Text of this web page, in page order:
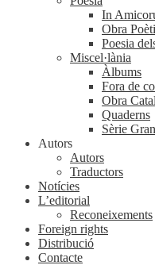
In
Obra
Poesia
Miscel·lània
Àlbums
Fora de
Obra
Quaderns
Sèrie Gran
Autors
Autors
Traductors
Notícies
L’editorial
Reconeixements
Foreign rights
Distribució
Contacte